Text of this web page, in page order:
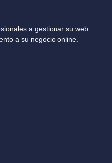
a gestionar su web
a su negocio online.